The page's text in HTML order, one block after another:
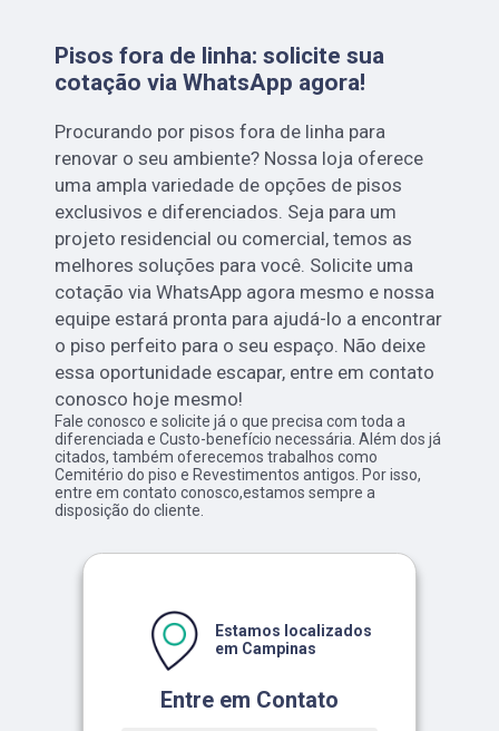
Pisos fora de linha: solicite sua
cotação via WhatsApp agora!
Procurando por pisos fora de linha para
renovar o seu ambiente? Nossa loja oferece
uma ampla variedade de opções de pisos
exclusivos e diferenciados. Seja para um
projeto residencial ou comercial, temos as
melhores soluções para você. Solicite uma
cotação via WhatsApp agora mesmo e nossa
equipe estará pronta para ajudá-lo a encontrar
o piso perfeito para o seu espaço. Não deixe
essa oportunidade escapar, entre em contato
conosco hoje mesmo!
Fale conosco e solicite já o que precisa com toda a
diferenciada e Custo-benefício necessária. Além dos já
citados, também oferecemos trabalhos como
Cemitério do piso e Revestimentos antigos. Por isso,
entre em contato conosco,estamos sempre a
disposição do cliente.
Entre em Contato
Estamos localizados
em Campinas